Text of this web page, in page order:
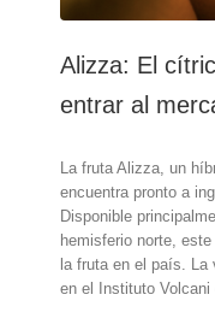
Alizza: El
entrar al
La fruta Alizza, un
encuentra pronto a
Disponible
hemisferio norte,
la fruta en el país. La
en el Instituto